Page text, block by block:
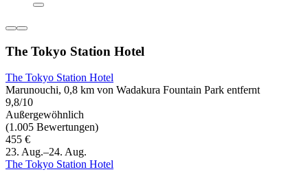
The Tokyo Station Hotel
The Tokyo Station Hotel
Marunouchi, 0,8 km von Wadakura Fountain Park entfernt
9,8/10
Außergewöhnlich
(1.005 Bewertungen)
455 €
23. Aug.–24. Aug.
The Tokyo Station Hotel